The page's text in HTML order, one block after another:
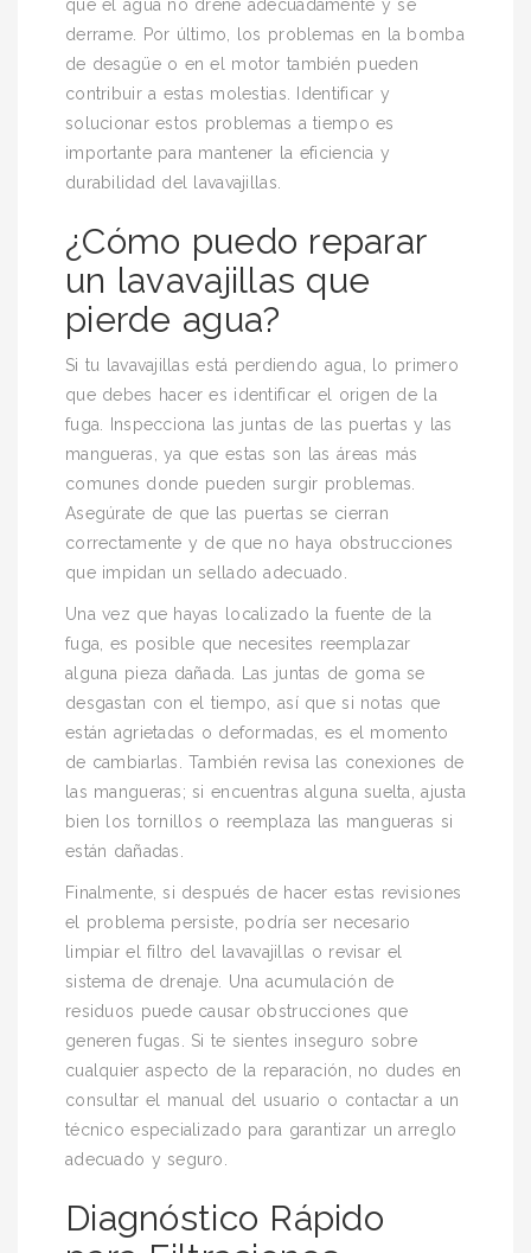
que el agua no drene adecuadamente y se
derrame. Por último, los problemas en la bomba
de desagüe o en el motor también pueden
contribuir a estas molestias. Identificar y
solucionar estos problemas a tiempo es
importante para mantener la eficiencia y
durabilidad del lavavajillas.
¿Cómo puedo reparar
un lavavajillas que
pierde agua?
Si tu lavavajillas está perdiendo agua, lo primero
que debes hacer es identificar el origen de la
fuga. Inspecciona las juntas de las puertas y las
mangueras, ya que estas son las áreas más
comunes donde pueden surgir problemas.
Asegúrate de que las puertas se cierran
correctamente y de que no haya obstrucciones
que impidan un sellado adecuado.
Una vez que hayas localizado la fuente de la
fuga, es posible que necesites reemplazar
alguna pieza dañada. Las juntas de goma se
desgastan con el tiempo, así que si notas que
están agrietadas o deformadas, es el momento
de cambiarlas. También revisa las conexiones de
las mangueras; si encuentras alguna suelta, ajusta
bien los tornillos o reemplaza las mangueras si
están dañadas.
Finalmente, si después de hacer estas revisiones
el problema persiste, podría ser necesario
limpiar el filtro del lavavajillas o revisar el
sistema de drenaje. Una acumulación de
residuos puede causar obstrucciones que
generen fugas. Si te sientes inseguro sobre
cualquier aspecto de la reparación, no dudes en
consultar el manual del usuario o contactar a un
técnico especializado para garantizar un arreglo
adecuado y seguro.
Diagnóstico Rápido